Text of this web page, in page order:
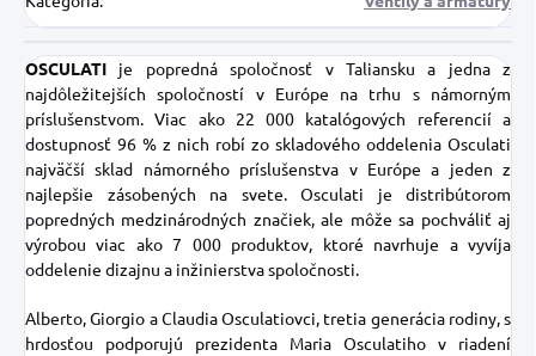
OSCULATI je popredná spoločnosť v Taliansku a jedna z
najdôležitejších spoločností v Európe na trhu s námorným
príslušenstvom. Viac ako 22 000 katalógových referencií a
dostupnosť 96 % z nich robí zo skladového oddelenia Osculati
najväčší sklad námorného príslušenstva v Európe a jeden z
najlepšie zásobených na svete. Osculati je distribútorom
popredných medzinárodných značiek, ale môže sa pochváliť aj
výrobou viac ako 7 000 produktov, ktoré navrhuje a vyvíja
oddelenie dizajnu a inžinierstva spoločnosti.
Alberto, Giorgio a Claudia Osculatiovci, tretia generácia rodiny, s
hrdosťou podporujú prezidenta Maria Osculatiho v riadení